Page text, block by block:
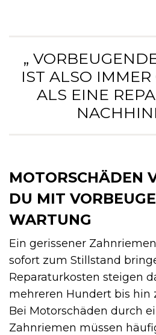
„
IST ALSO IMMER
ALS EINE
MOTORSCHÄDEN
DU MIT
WARTUNG
Ein gerissener
sofort zum Stillstand
Reparaturkosten steigen
mehreren Hundert bis hin
Bei Motorschäden durch
Zahnriemen müssen